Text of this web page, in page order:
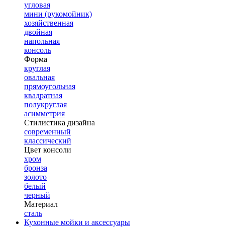
угловая
мини (рукомойник)
хозяйственная
двойная
напольная
консоль
Форма
круглая
овальная
прямоугольная
квадратная
полукруглая
асимметрия
Стилистика дизайна
современный
классический
Цвет консоли
хром
бронза
золото
белый
черный
Материал
сталь
Кухонные мойки и аксессуары